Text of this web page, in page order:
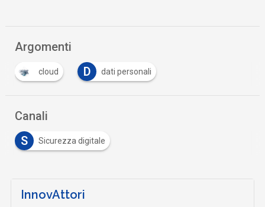
Argomenti
cloud D dati personali
Canali
S
Sicurezza digitale
InnovAttori